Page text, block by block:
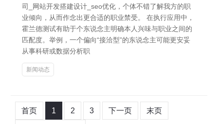
司_网站开发搭建设计_seo优化，个体不错了解我方的职
业倾向，从而作念出更合适的职业禁受。 在执行应用中，
霍兰德测试有助于个东说念主明确本人兴味与职业之间的
匹配度。举例，一个偏向“接洽型”的东说念主可能更安妥
从事科研或数据分析职
新闻动态
首页 1 2 3 下一页 末页